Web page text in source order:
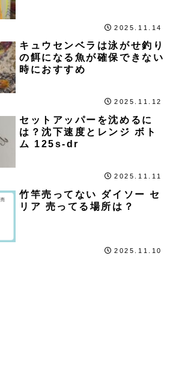
2025.11.14
キュウセンベラは泳がせ釣り
の餌になる魚が確保できない
時におすすめ
2025.11.12
セットアッパーを沈めるに
は？沈下速度とレンジ ボト
ム 125s-dr
2025.11.11
竹竿売ってない ダイソー セ
リア 売ってる場所は？
2025.11.10